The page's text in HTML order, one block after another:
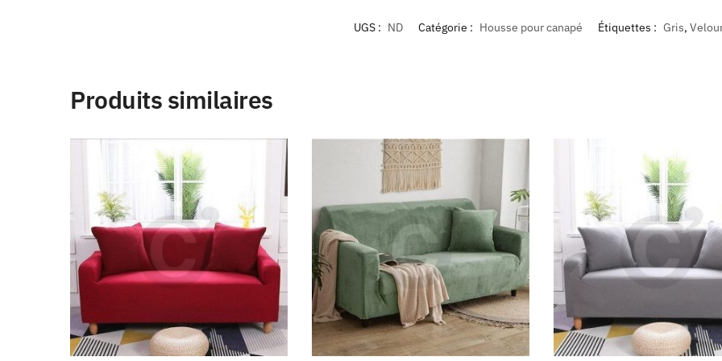
UGS : ND Catégorie : Housse pour canapé Étiquettes : Gris,
Produits similaires